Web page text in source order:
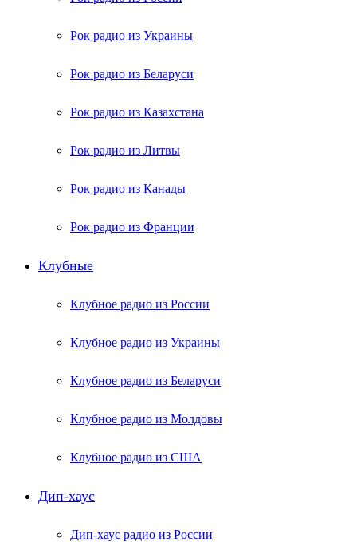
Рок радио из Украины
Рок радио из Беларуси
Рок радио из Казахстана
Рок радио из Литвы
Рок радио из Канады
Рок радио из Франции
Клубные
Клубное радио из России
Клубное радио из Украины
Клубное радио из Беларуси
Клубное радио из Молдовы
Клубное радио из США
Дип-хаус
Дип-хаус радио из России